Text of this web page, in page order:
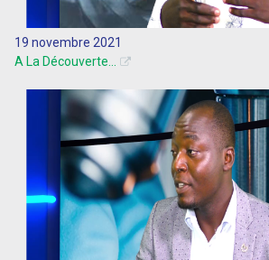
19 novembre 2021
A La Découverte...